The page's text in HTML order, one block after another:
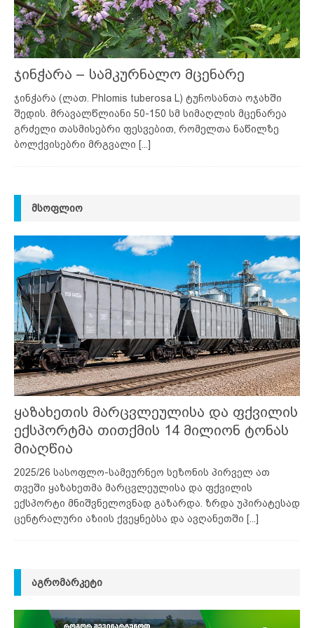
ჯინჭარა – სამკურნალო მცენარე
ჯინჭარა (ლათ. Phlomis tuberosa L) ტუჩოსანთა ოჯახში
შედის. მრავალწლიანი 50-150 სმ სიმაღლის მცენარეა
გრძელი თასმისებრი ფესვებით, რომელთა ნაწილზე
ბოლქვისებრი მრგვალი [...]
ᲛᲡᲝᲤᲚᲘᲝ
ყაზახეთის მარცვლეულისა და ფქვილის
ექსპორტმა თითქმის 14 მილიონ ტონას
მიაღწია
2025/26 სასოფლო-სამეურნეო სეზონის პირველ ათ
თვეში ყაზახეთმა მარცვლეულისა და ფქვილის
ექსპორტი მნიშვნელოვნად გაზარდა. ზრდა უპირატესად
ცენტრალური აზიის ქვეყნებსა და ავღანეთში [...]
ᲐᲒᲠᲝᲛᲐᲠᲙᲔᲢᲘ